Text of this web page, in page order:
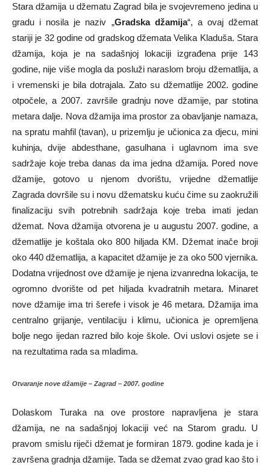
Stara džamija u džematu Zagrad bila je svojevremeno jedina u
gradu i nosila je naziv „Gradska džamija“, a ovaj džemat
stariji je 32 godine od gradskog džemata Velika Kladuša. Stara
džamija, koja je na sadašnjoj lokaciji izgrađena prije 143
godine, nije više mogla da posluži naraslom broju džematlija, a
i vremenski je bila dotrajala. Zato su džematlije 2002. godine
otpočele, a 2007. završile gradnju nove džamije, par stotina
metara dalje. Nova džamija ima prostor za obavljanje namaza,
na spratu mahfil (tavan), u prizemlju je učionica za djecu, mini
kuhinja, dvije abdesthane, gasulhana i uglavnom ima sve
sadržaje koje treba danas da ima jedna džamija. Pored nove
džamije, gotovo u njenom dvorištu, vrijedne džematlije
Zagrada dovršile su i novu džematsku kuću čime su zaokružili
finalizaciju svih potrebnih sadržaja koje treba imati jedan
džemat. Nova džamija otvorena je u augustu 2007. godine, a
džematlije je koštala oko 800 hiljada KM. Džemat inače broji
oko 440 džematlija, a kapacitet džamije je za oko 500 vjernika.
Dodatna vrijednost ove džamije je njena izvanredna lokacija, te
ogromno dvorište od pet hiljada kvadratnih metara. Minaret
nove džamije ima tri šerefe i visok je 46 metara. Džamija ima
centralno grijanje, ventilaciju i klimu, učionica je opremljena
bolje nego ijedan razred bilo koje škole. Ovi uslovi osjete se i
na rezultatima rada sa mladima.
Otvaranje nove džamije – Zagrad – 2007. godine
Dolaskom Turaka na ove prostore napravljena je stara
džamija, ne na sadašnjoj lokaciji već na Starom gradu. U
pravom smislu riječi džemat je formiran 1879. godine kada je i
završena gradnja džamije. Tada se džemat zvao grad kao što i